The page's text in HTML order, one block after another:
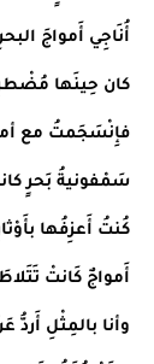
أُنَاجِي أَمواجَ
كان حِينَها
فإِنْسَجَمتُ مع
سَمْفونيةُ بَحرٍ
كُنتُ أَعزِفُها
أَمواجٌ كَانتْ
وأنا بالمِثْلِ أَردُّ